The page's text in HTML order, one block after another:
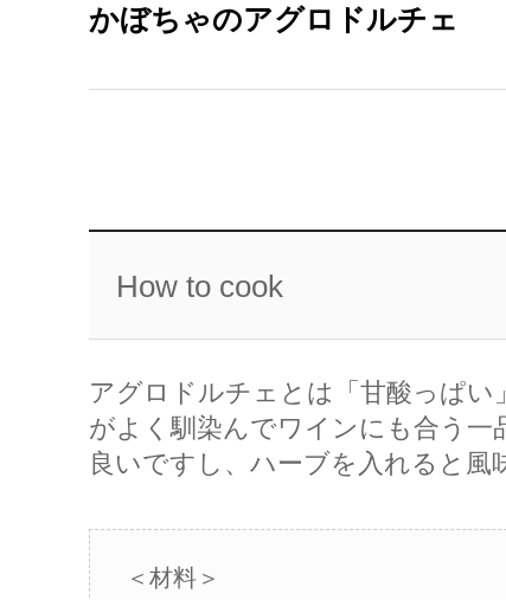
かぼちゃのアグロドルチェ
How to cook
アグロドルチェとは「甘酸っぱ
がよく馴染んでワインにも合う
良いですし、ハーブを入れると風
＜材料＞